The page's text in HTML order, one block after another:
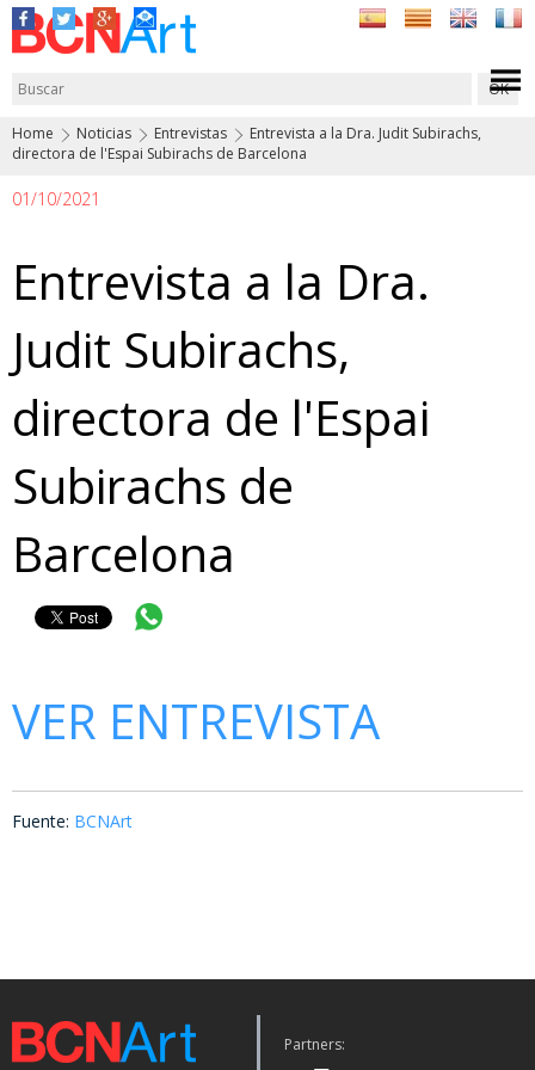
Home Noticias Entrevistas
Entrevista a la Dra. Judit Subirachs,
directora de l'Espai Subirachs de Barcelona
01/10/2021
Entrevista a la Dra.
Judit Subirachs,
directora de l'Espai
Subirachs de
Barcelona
VER ENTREVISTA
Fuente: BCNArt
Partners: